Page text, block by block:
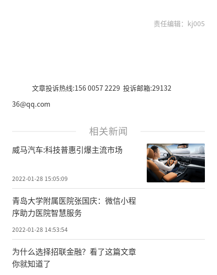
责任编辑：kj005
文章投诉热线:156 0057 2229 投诉邮箱:29132
36@qq.com
相关新闻
威马汽车:科技普惠引爆主流市场
2022-01-28 15:05:09
青岛大学附属医院张国庆：微信小程
序助力医院智慧服务
2022-01-28 14:53:54
为什么选择招联金融？看了这篇文章
你就知道了